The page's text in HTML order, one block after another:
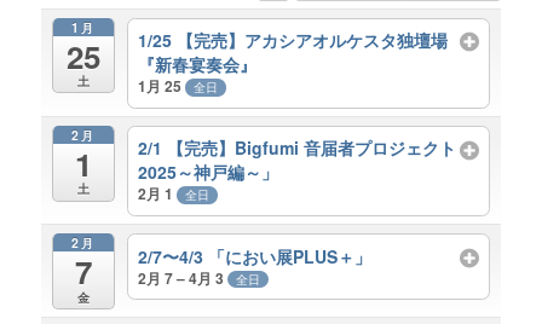
1月
25
土
1/25 【完売】アカシアオルケスタ独壇場
『新春宴奏会』
1月 25 全日
2月
1
土
2/1 【完売】Bigfumi 音届者プロジェクト
2025～神戸編～」
2月 1 全日
2月
7
金
2/7〜4/3 「におい展PLUS＋」
2月 7 – 4月 3 全日